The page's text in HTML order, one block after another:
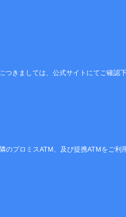
きましては、公式サイトにてご確認下
のプロミスATM、及び提携ATMをご利